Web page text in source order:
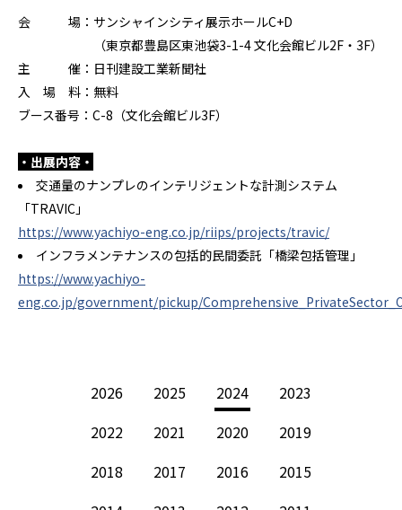
会 場：サンシャインシティ展示ホールC+D
（東京都豊島区東池袋3-1-4文化会館ビル2F ・ 3F）
主 催：日刊建設工業新聞社
入 場 料：無料
ブース番号： C-8 （文化会館ビル3F）
・出展内容・
交通量のナンプレのインテリジェントな計測システム
「TRAVIC 」
https://www.yachiyo-eng.co.jp/riips/projects/travic/
インフラメンテナンスの包括的民間委託 「橋梁包括管理」
https://www.yachiyo-
eng.co.jp/government/pickup/
2026 2025 2024
2023
2022
2021 2020
2019
2018
2017 2016
2015